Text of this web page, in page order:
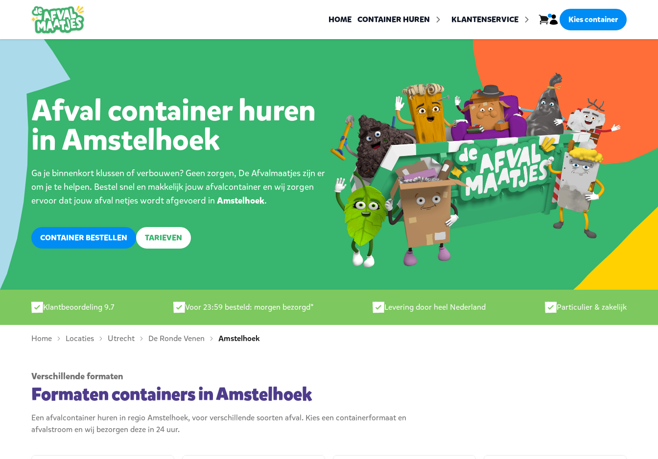
HOME CONTAINER HUREN KLANTENSERVICE Bekijk winkelwagen
InloggenKies container
Afval container huren
in Amstelhoek
Ga je binnenkort klussen of verbouwen? Geen zorgen, De Afvalmaatjes zijn er
om je te helpen. Bestel snel en makkelijk jouw afvalcontainer en wij zorgen
ervoor dat jouw afval netjes wordt afgevoerd in Amstelhoek.
CONTAINER BESTELLEN TARIEVEN
Klantbeoordeling 9.7 Voor 23:59 besteld: morgen bezorgd* Levering door heel Nederland Particulier & zakelijk
Home Locaties Utrecht De Ronde Venen Amstelhoek
Verschillende formaten
Formaten containers in Amstelhoek
Een afvalcontainer huren in regio Amstelhoek, voor verschillende soorten afval. Kies een containerformaat en
afvalstroom en wij bezorgen deze in 24 uur.